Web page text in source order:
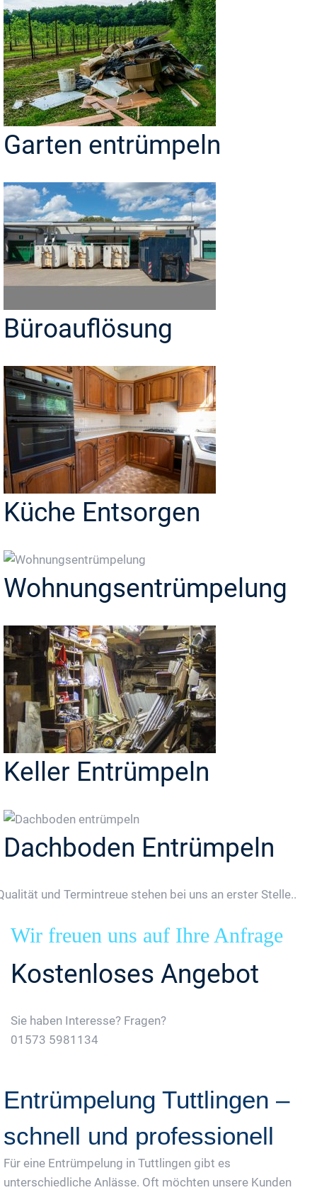
Garten entrümpeln
Büroauflösung
Küche Entsorgen
Wohnungsentrümpelung
Keller Entrümpeln
Dachboden Entrümpeln
und Termintreue stehen bei uns an erster Stelle..
Wir freuen uns auf Ihre Anfrage
Kostenloses Angebot
Sie haben Interesse? Fragen?
01573 5981134
Entrümpelung Tuttlingen –
schnell und professionell
Für eine Entrümpelung in Tuttlingen gibt es
unterschiedliche Anlässe. Oft möchten unsere Kunden